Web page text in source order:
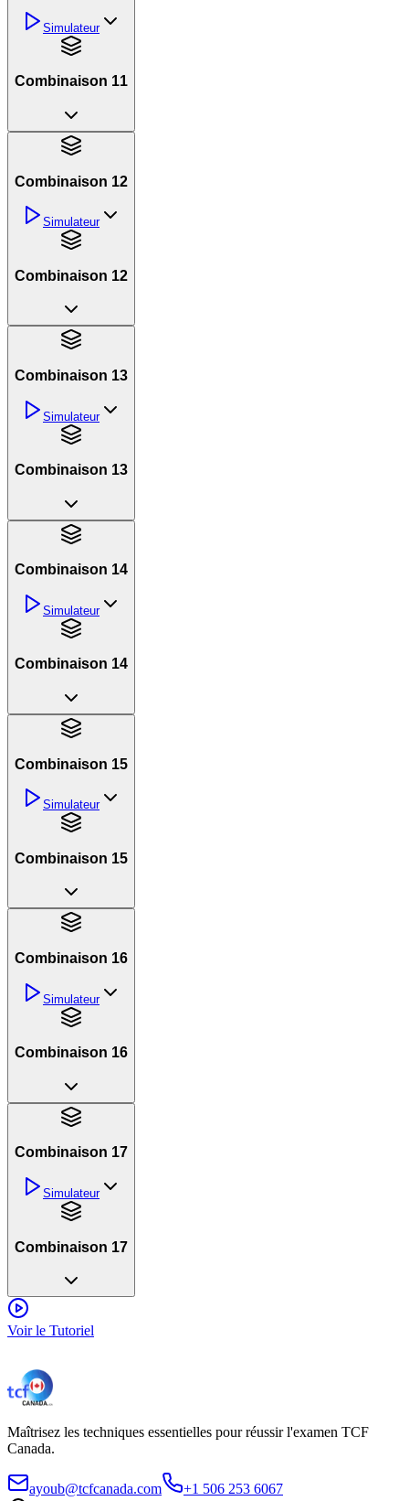
Simulateur
Combinaison 11
Combinaison 12
Simulateur
Combinaison 12
Combinaison 13
Simulateur
Combinaison 13
Combinaison 14
Simulateur
Combinaison 14
Combinaison 15
Simulateur
Combinaison 15
Combinaison 16
Simulateur
Combinaison 16
Combinaison 17
Simulateur
Combinaison 17
Voir le Tutoriel
Maîtrisez les techniques essentielles pour réussir l'examen TCF
Canada.
ayoub@tcfcanada.com
+1 506 253 6067